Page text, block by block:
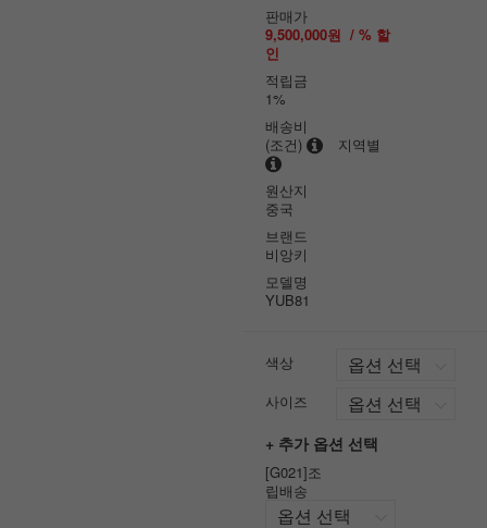
판매가
9,500,000원 / % 할
인
적립금
1%
배송비
(조건)
지역별
원산지
중국
브랜드
비앙키
모델명
YUB81
색상
사이즈
+ 추가 옵션 선택
[G021]조
립배송